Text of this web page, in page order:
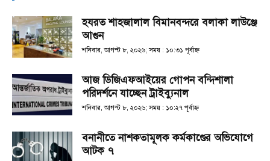
হযরত শাহজালাল বিমানবন্দরে বলাকা লাউঞ্জে
আগুন
শনিবার, আগস্ট ৮, ২০২৬; সময় : ১০:৩১ পূর্বাহ্ণ
আজ ডিজিএফআইয়ের গোপন বন্দিশালা
পরিদর্শনে যাচ্ছেন ট্রাইব্যুনাল
শনিবার, আগস্ট ৮, ২০২৬; সময় : ১০:২৭ পূর্বাহ্ণ
বনানীতে নাশকতামূলক কর্মকাণ্ডের অভিযোগে
আটক ৭